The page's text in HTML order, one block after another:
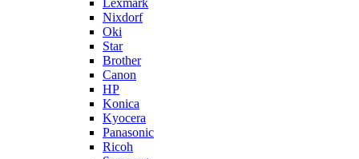
Lexmark
Nixdorf
Oki
Star
Brother
Canon
HP
Konica
Kyocera
Panasonic
Ricoh